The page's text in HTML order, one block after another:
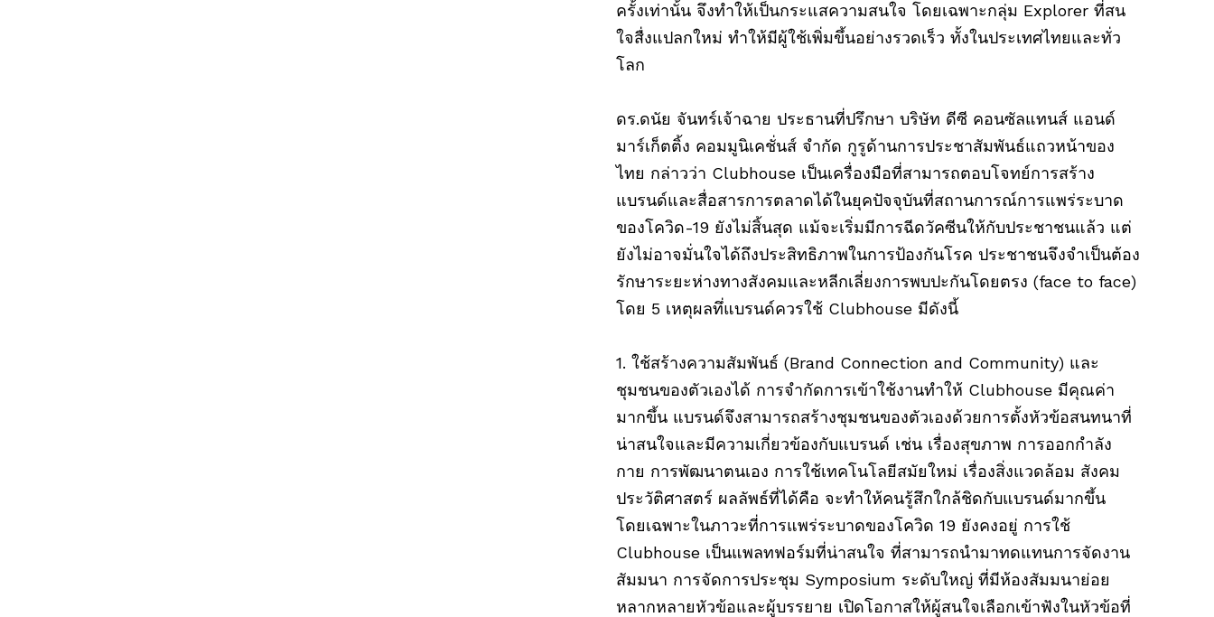
ครั้งเท่านั้น จึงทำให้เป็นกระแสความสนใจ โดยเฉพาะกลุ่ม Explorer ที่สน
ใจสื่งแปลกใหม่ ทำให้มีผู้ใช้เพิ่มขึ้นอย่างรวดเร็ว ทั้งในประเทศไทยและทั่ว
โลก
ดร.ดนัย จันทร์เจ้าฉาย ประธานที่ปรึกษา บริษัท ดีซี คอนซัลแทนส์ แอนด์
มาร์เก็ตติ้ง คอมมูนิเคชั่นส์ จำกัด กูรูด้านการประชาสัมพันธ์แถวหน้าของ
ไทย กล่าวว่า Clubhouse เป็นเครื่องมือที่สามารถตอบโจทย์การสร้าง
แบรนด์และสื่อสารการตลาดได้ในยุคปัจจุบันที่สถานการณ์การแพร่ระบาด
ของโควิด-19 ยังไม่สิ้นสุด แม้จะเริ่มมีการฉีดวัคซีนให้กับประชาชนแล้ว แต่
ยังไม่อาจมั่นใจได้ถึงประสิทธิภาพในการป้องกันโรค ประชาชนจึงจำเป็นต้อง
รักษาระยะห่างทางสังคมและหลีกเลี่ยงการพบปะกันโดยตรง (face to face)
โดย 5 เหตุผลทึ่แบรนด์ควรใช้ Clubhouse มีดังนี้
1. ใช้สร้างความสัมพันธ์ (Brand Connection and Community) และ
ชุมชนของตัวเองได้ การจำกัดการเข้าใช้งานทำให้ Clubhouse มีคุณค่า
มากขึ้น แบรนด์จึงสามารถสร้างชุมชนของตัวเองด้วยการตั้งหัวข้อสนทนาที่
น่าสนใจและมีความเกี่ยวข้องกับแบรนด์ เช่น เรื่องสุขภาพ การออกกำลัง
กาย การพัฒนาตนเอง การใช้เทคโนโลยีสมัยใหม่ เรื่องสิ่งแวดล้อม สังคม
ประวัติศาสตร์ ผลลัพธ์ที่ได้คือ จะทำให้คนรู้สึกใกล้ชิดกับแบรนด์มากขึ้น
โดยเฉพาะในภาวะที่การแพร่ระบาดของโควิด 19 ยังคงอยู่ การใช้
Clubhouse เป็นแพลทฟอร์มที่น่าสนใจ ที่สามารถนำมาทดแทนการจัดงาน
สัมมนา การจัดการประชุม Symposium ระดับใหญ่ ที่มีห้องสัมมนาย่อย
หลากหลายหัวข้อและผู้บรรยาย เปิดโอกาสให้ผู้สนใจเลือกเข้าฟังในหัวข้อที่